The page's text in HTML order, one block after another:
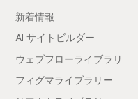
新着情報
AI サイトビルダー
ウェブフローライブラリ
フィグマライブラリー